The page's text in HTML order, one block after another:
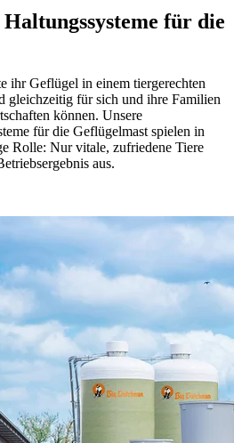
für die
ihr Geflügel in einem tiergerechten
gleichzeitig für sich und ihre Familien
können. Unsere
für die Geflügelmast spielen in
Rolle: Nur vitale, zufriedene Tiere
aus.